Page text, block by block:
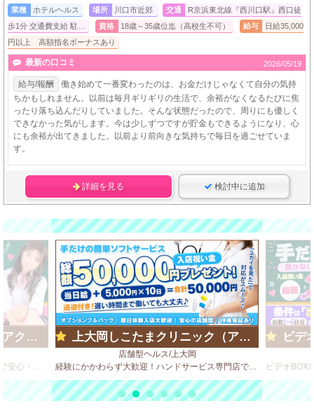
業種 ホテルヘルス 場所 川口市近郊 交通
R京浜東北線『西川口駅』西口徒
歩1分 交通費支給 駐…
資格 18歳～35歳位迄（高校生不可） 給与
日給35,000
円以上 高額指名ボーナスあり
最新の口コミ 2026/05/19
給与/報酬
働き始めて一番変わったのは、お金だけじゃなくて自分の気持
ちかもしれません。以前は毎月ギリギリの生活で、余裕がなくなるたびに焦
ったり落ち込んだりしていました。そんな状態だったので、周りにも優しく
できなかった気がします。今は少しずつですが貯金もできるようになり、心
にも余裕が出てきました。以前より前向きな気持ちで毎日を過ごせていま
す。
詳細を見る 検討中に追加
ープ)
ビデオBOX風 店舗型のソフトサービス店で安心・安全・高収入♪
上大岡しこたまクリニック（アクセスグループ）
店舗型ヘルス/上大岡
経験にかかわらず大歓迎！ハンドサービス専門店で、気軽に業界デビューしてみませんか？
ビデオ